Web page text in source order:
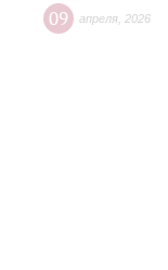
09 апреля 2026